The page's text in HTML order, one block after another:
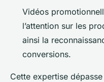
Vidéos
l’attention sur les
ainsi la
conversions.
Cette expertise